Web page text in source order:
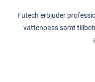
Futech erbjuder
vattenpass samt